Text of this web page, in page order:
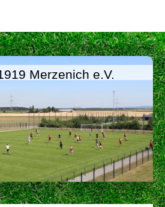
Merzenich e.V.